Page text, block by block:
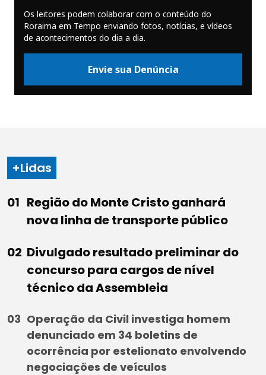
Os leitores podem colaborar com o conteúdo do
Roraima em Tempo enviando fotos, notícias, e vídeos
de acontecimentos do dia a dia.
Envie sua Denúncia
+Lidas
Região do Monte Cristo ganhará
nova linha de transporte público
Divulgado resultado preliminar do
concurso para cargos de nível
técnico da Assembleia
Operação da Civil investiga homem
denunciado em 34 boletins de
ocorrência por estelionato envolvendo
negociações de veículos